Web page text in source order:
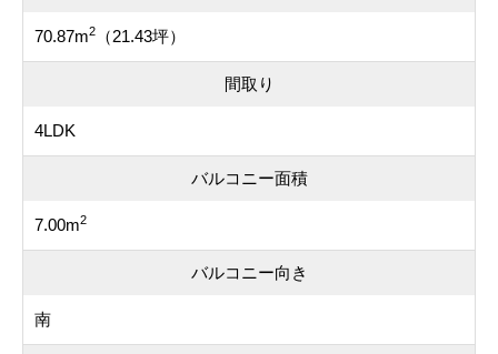
70.87m2 （21.43坪）
間取り
4LDK
バルコニー面積
7.00m2
バルコニー向き
南